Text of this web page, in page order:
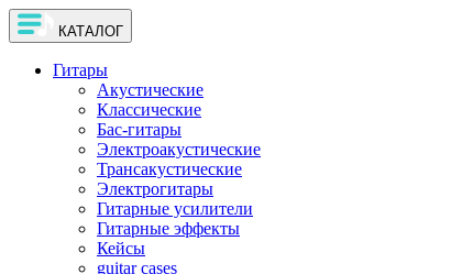
КАТАЛОГ
Гитары
Акустические
Классические
Бас-гитары
Электроакустические
Трансакустические
Электрогитары
Гитарные усилители
Гитарные эффекты
Кейсы
guitar cases